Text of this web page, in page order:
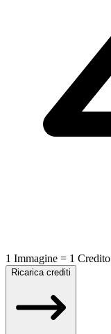
1 Immagine = 1 Credito
Ricarica crediti